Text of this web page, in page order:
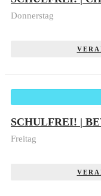
Donnerstag
SCHULFREI! |
Freitag